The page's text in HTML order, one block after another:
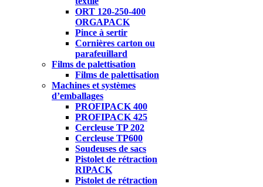
ORT 120-250-400
ORGAPACK
Pince à sertir
Cornières carton ou
parafeuillard
Films de palettisation
Films de palettisation
Machines et systèmes
d’emballages
PROFIPACK 400
PROFIPACK 425
Cercleuse TP 202
Cercleuse TP600
Soudeuses de sacs
Pistolet de rétraction
RIPACK
Pistolet de rétraction